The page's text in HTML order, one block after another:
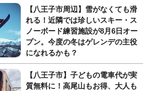
【八王子市周辺】雪がなくても滑
れる！近隣では珍しいスキー・ス
ノーボード練習施設が8月6日オー
プン。今度の冬はゲレンデの主役
になれるかも？
【八王子市】子どもの電車代が実
質無料に！高尾山もお得、大人も